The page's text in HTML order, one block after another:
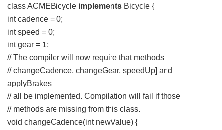
class ACMEBicycle implements Bicycle {
int cadence = 0;
int speed = 0;
int gear = 1;
// The compiler will now require that methods
// changeCadence, changeGear, speedUp] and
applyBrakes
// all be implemented. Compilation will fail if those
// methods are missing from this class.
void changeCadence(int newValue) {